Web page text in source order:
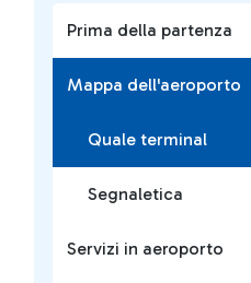
Prima della partenza
Mappa dell'aeroporto
Quale terminal
Segnaletica
Servizi in aeroporto